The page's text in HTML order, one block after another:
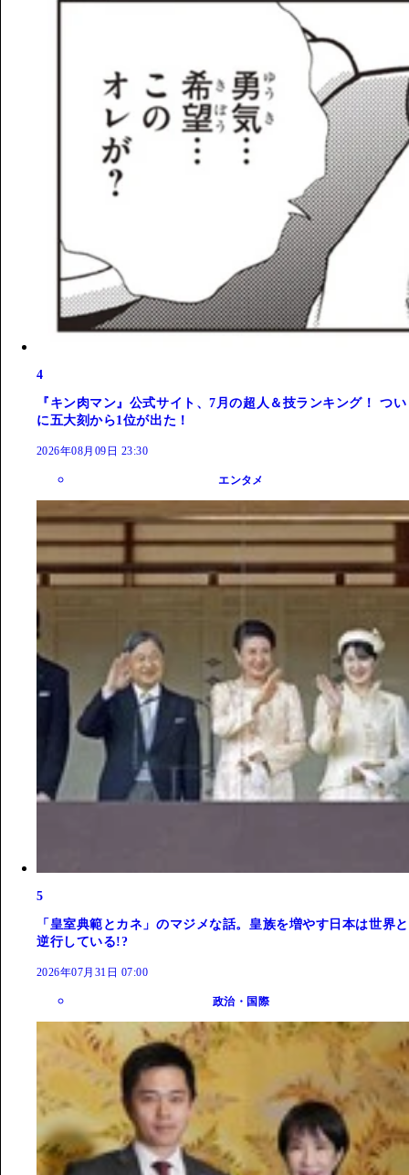
4
『キン肉マン』公式サイト、7月の超人＆技ランキング！ つい
に五大刻から1位が出た！
2026年08月09日 23:30
エンタメ
5
「皇室典範とカネ」のマジメな話。皇族を増やす日本は世界と
逆行している!?
2026年07月31日 07:00
政治・国際